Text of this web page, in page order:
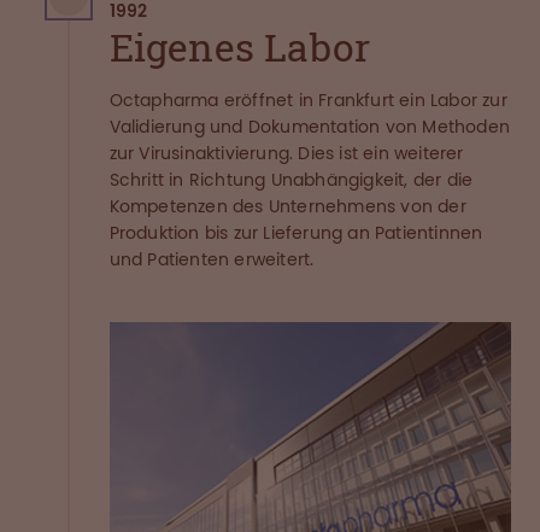
1992
Eigenes Labor
Octapharma eröffnet in Frankfurt ein Labor zur
Validierung und Dokumentation von Methoden
zur Virusinaktivierung. Dies ist ein weiterer
Schritt in Richtung Unabhängigkeit, der die
Kompetenzen des Unternehmens von der
Produktion bis zur Lieferung an Patientinnen
und Patienten erweitert.